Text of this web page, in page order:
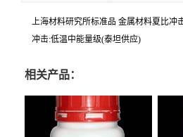
上海材料研究所标准品 金属材料夏比冲
冲击:低温中能量级(泰坦供应)
相关产品：